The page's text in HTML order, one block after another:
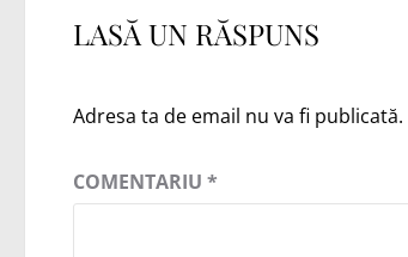
LASĂ UN RĂSPUNS
Adresa ta de email nu va fi publicată.
COMENTARIU *